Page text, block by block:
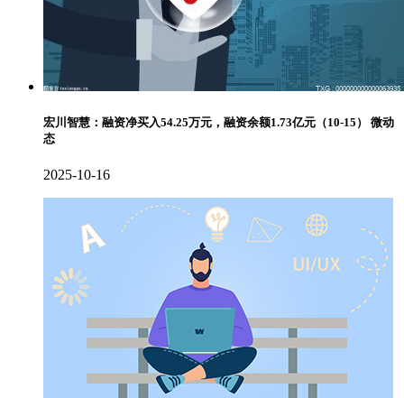
宏川智慧：融资净买入54.25万元，融资余额1.73亿元（10-15） 微动
态
2025-10-16